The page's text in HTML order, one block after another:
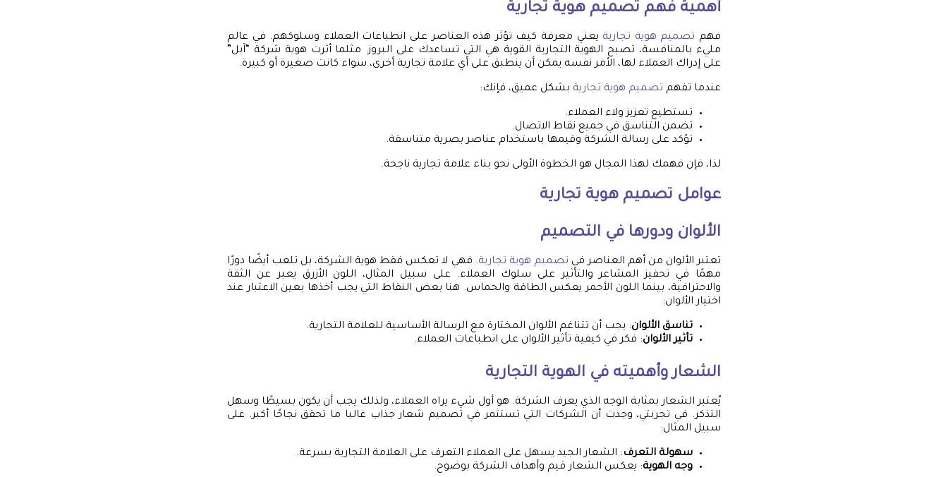
أهمية فهم تصميم هوية تجارية
فهم تصميم هوية تجارية يعني معرفة كيف تؤثر هذه العناصر على انطباعات العملاء وسلوكهم. في عالم
مليء بالمنافسة، تصبح الهوية التجارية القوية هي التي تساعدك على البروز. مثلما أثرت هوية شركة “آبل”
على إدراك العملاء لها، الأمر نفسه يمكن أن ينطبق على أي علامة تجارية أخرى، سواء كانت صغيرة أو كبيرة.
عندما تفهم تصميم هوية تجارية بشكل عميق، فإنك:
تستطيع تعزيز ولاء العملاء.
تضمن التناسق في جميع نقاط الاتصال.
تؤكد على رسالة الشركة وقيمها باستخدام عناصر بصرية متناسقة.
لذا، فإن فهمك لهذا المجال هو الخطوة الأولى نحو بناء علامة تجارية ناجحة.
عوامل تصميم هوية تجارية
الألوان ودورها في التصميم
تعتبر الألوان من أهم العناصر في تصميم هوية تجارية. فهي لا تعكس فقط هوية الشركة، بل تلعب أيضًا دورًا
مهمًا في تحفيز المشاعر والتأثير على سلوك العملاء. على سبيل المثال، اللون الأزرق يعبر عن الثقة
والاحترافية، بينما اللون الأحمر يعكس الطاقة والحماس. هنا بعض النقاط التي يجب أخذها بعين الاعتبار عند
اختيار الألوان:
تناسق الألوان: يجب أن تتناغم الألوان المختارة مع الرسالة الأساسية للعلامة التجارية.
تأثير الألوان: فكر في كيفية تأثير الألوان على انطباعات العملاء.
الشعار وأهميته في الهوية التجارية
يُعتبر الشعار بمثابة الوجه الذي يعرف الشركة. هو أول شيء يراه العملاء، ولذلك يجب أن يكون بسيطًا وسهل
التذكر. في تجربتي، وجدت أن الشركات التي تستثمر في تصميم شعار جذاب غالبا ما تحقق نجاحًا أكبر. على
سبيل المثال:
سهولة التعرف: الشعار الجيد يسهل على العملاء التعرف على العلامة التجارية بسرعة.
وجه الهوية: يعكس الشعار قيم وأهداف الشركة بوضوح.